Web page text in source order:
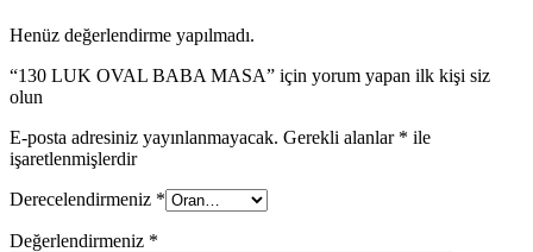
Henüz değerlendirme yapılmadı.
“130 LUK OVAL BABA MASA” için yorum yapan ilk kişi siz
olun
E-posta adresiniz yayınlanmayacak. Gerekli alanlar * ile
işaretlenmişlerdir
Derecelendirmeniz *
Değerlendirmeniz *